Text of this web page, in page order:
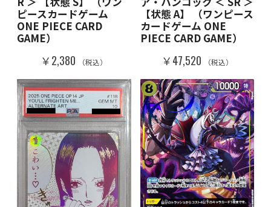
ピースカードゲーム
ONE PIECE CARD
GAME）
￥2,380 （税込）
【状態 A】 （ワンピース
カードゲーム ONE
PIECE CARD GAME）
￥47,520 （税込）